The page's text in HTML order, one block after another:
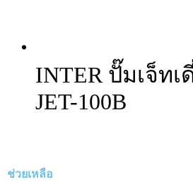
INTER ปั๊มเจ็ทเ
JET-100B
ช่วยเหลือ